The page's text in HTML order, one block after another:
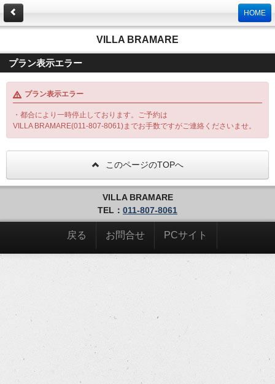
HOME
VILLA BRAMARE
プラン表示エラー
プラン表示エラー
・都合により一時停止しております。ご予約は
VILLA BRAMARE(011-807-8061)までお手数ですがご連絡くださいませ。
このページのTOPへ
VILLA BRAMARE
TEL： 011-807-8061
戻る お問合せ PCサイト